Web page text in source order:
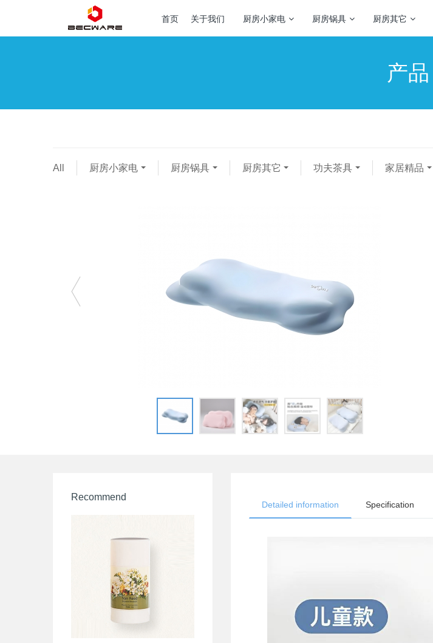
首页 关于我们 厨房小家电 厨房锅具 厨房其它
产品
All 厨房小家电 厨房锅具 厨房其它 功夫茶具 家居精品
Detailed information Specification
Recommend